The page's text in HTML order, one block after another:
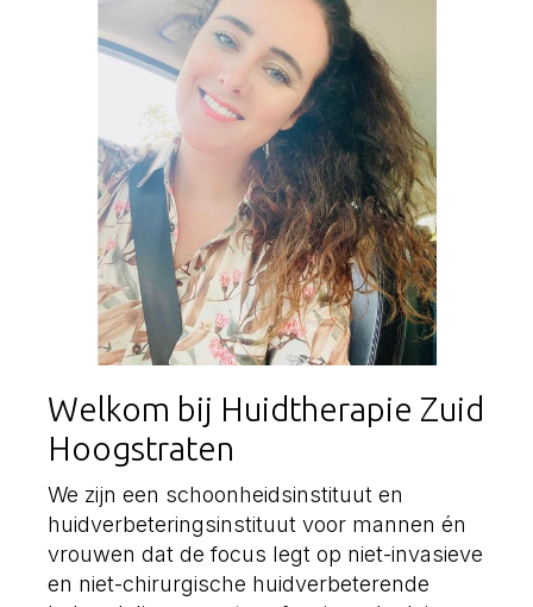
Welkom bij Huidtherapie Zuid
Hoogstraten
We zijn een schoonheidsinstituut en
huidverbeteringsinstituut voor mannen én
vrouwen dat de focus legt op niet-invasieve
en niet-chirurgische huidverbeterende